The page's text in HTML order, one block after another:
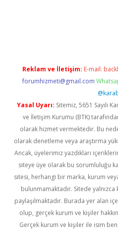
Reklam ve İletişim: E-mail:
forumhizmeti@gmail.com
Yasal Uyarı: Sitemiz, 5651 Sayılı
ve İletişim Kurumu (BTK)
olarak hizmet vermektedir. Bu
olarak denetleme veya araştırma
Ancak, üyelerimiz yazdıkları
siteye üye olarak bu sorumluluğu
sitesi, herhangi bir marka, kurum
bulunmamaktadır. Sitede yalnızca
paylaşılmaktadır. Burada yer alan
olup, gerçek kurum ve kişiler
Gerçek kurum ve kişiler ile isim